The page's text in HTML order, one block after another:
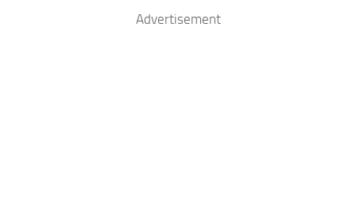
Advertisement